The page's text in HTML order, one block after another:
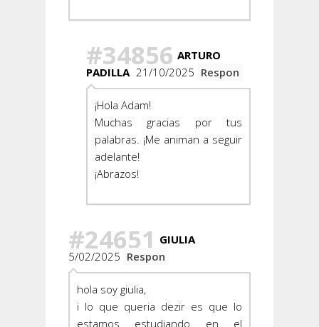
#34856 ARTURO
PADILLA 21/10/2025 Respon
¡Hola Adam!
Muchas gracias por tus
palabras. ¡Me animan a seguir
adelante!
¡Abrazos!
#24651 GIULIA
5/02/2025 Respon
hola soy giulia,
i lo que queria dezir es que lo
estamos estudiando en el